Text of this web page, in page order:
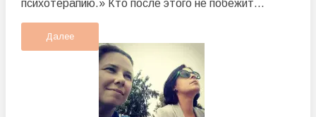
психотерапию.» Кто после этого не побежит...
Далее